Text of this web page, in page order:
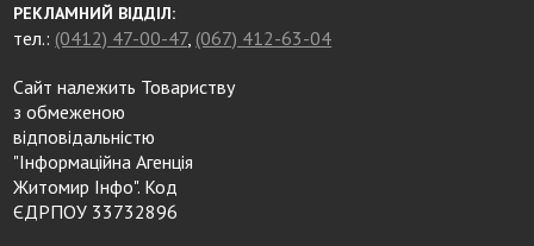
РЕКЛАМНИЙ ВІДДІЛ:
тел.: (0412) 47-00-47, (067) 412-63-04
Сайт належить Товариству
з обмеженою
відповідальністю
"Інформаційна Агенція
Житомир Інфо". Код
ЄДРПОУ 33732896